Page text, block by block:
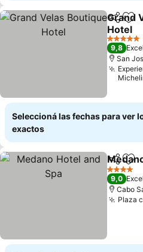
Grand
Hotel
5 Estrellas
9,8
San
Seleccioná las fechas para ver
exactos
4 Estrellas
9,0
Cabo
Plaza